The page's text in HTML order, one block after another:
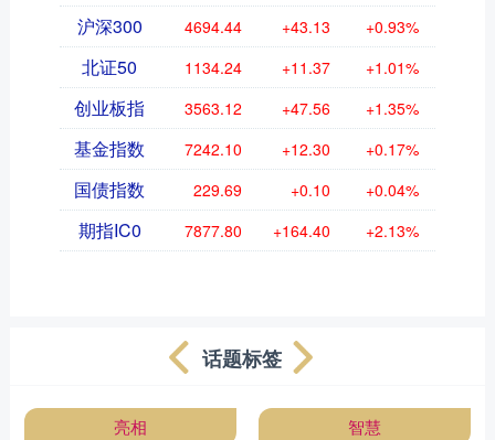
沪深300 4694.44 +43.13 +0.93%
北证50 1134.24 +11.37 +1.01%
创业板指 3563.12 +47.56 +1.35%
基金指数 7242.10 +12.30 +0.17%
国债指数 229.69 +0.10 +0.04%
期指IC0 7877.80 +164.40 +2.13%
话题标签
亮相 智慧